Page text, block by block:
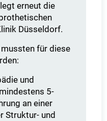
erneut die
Düsseldorf.
für diese
und
5-
an einer
Struktur- und